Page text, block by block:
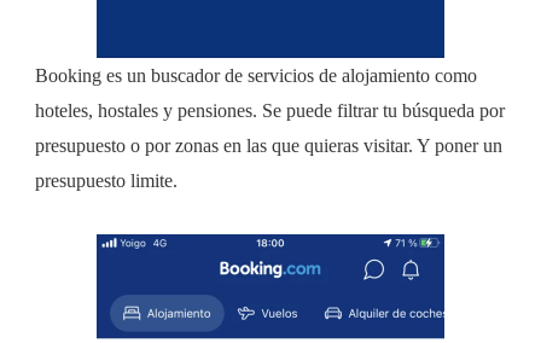
Booking es un buscador de servicios de alojamiento como
hoteles, hostales y pensiones. Se puede filtrar tu búsqueda por
presupuesto o por zonas en las que quieras visitar. Y poner un
presupuesto limite.